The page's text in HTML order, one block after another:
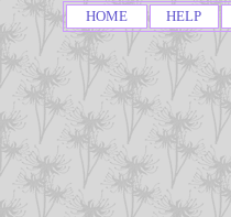
HOME HELP